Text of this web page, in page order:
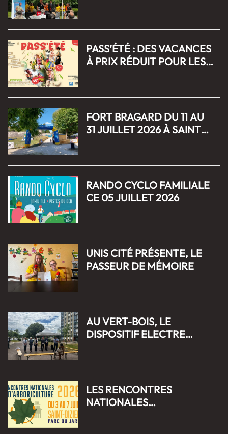
PASS’ÉTÉ : DES VACANCES
À PRIX RÉDUIT POUR LES
FORT BRAGARD DU 11 AU
31 JUILLET 2026 À SAINT
RANDO CYCLO FAMILIALE
CE 05 JUILLET 2026
UNIS CITÉ PRÉSENTE, LE
PASSEUR DE MÉMOIRE
AU VERT-BOIS, LE
DISPOSITIF ELECTRE
LES RENCONTRES
NATIONALES